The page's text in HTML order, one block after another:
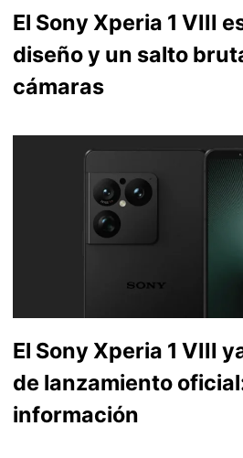
El Sony Xperia 1 VIII
diseño y un salto
cámaras
El Sony Xperia 1 VIII
de lanzamiento
información